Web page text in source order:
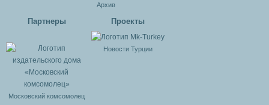
Архив
Партнеры
Московский комсомолец
Проекты
Новости Турции